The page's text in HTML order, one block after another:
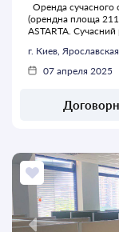
Оренда сучасного
(орендна площа
ASTARTA.
г. Киев,
07 апреля 2025